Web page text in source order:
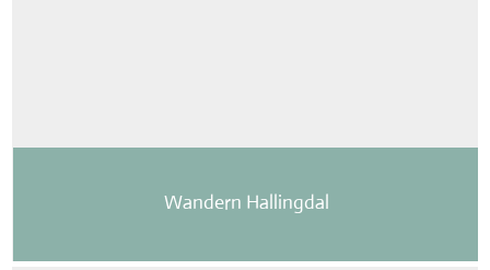
Wandern Hallingdal